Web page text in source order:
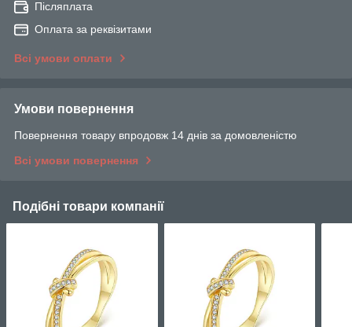
Післяплата
Оплата за реквізитами
Всі умови оплати
Умови повернення
Повернення товару впродовж 14 днів за домовленістю
Всі умови повернення
Подібні товари компанії